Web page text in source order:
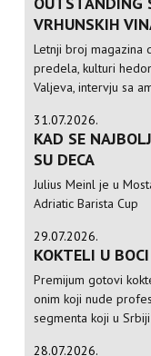
VRHUNSKIH
Letnji broj magazina
predela, kulturi
Valjeva, intervju sa
31.07.2026.
KAD SE
SU DECA
Julius Meinl je u
Adriatic Barista Cup
29.07.2026.
KOKTELI U
Premijum gotovi
onim koji nude
segmenta koji u
28.07.2026.